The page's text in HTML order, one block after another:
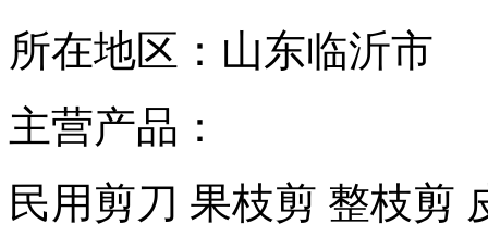
所在地区： 山东临沂市
主营产品：
民用剪刀 果枝剪 整枝剪